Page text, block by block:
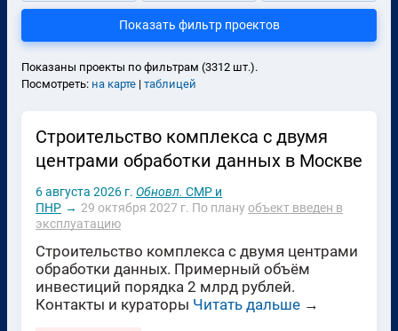
Показать фильтр проектов
Показаны проекты по фильтрам (3312 шт.).
Посмотреть: на карте | таблицей
Строительство комплекса с двумя
центрами обработки данных в Москве
6 августа 2026 г. Обновл. СМР и
ПНР → 29 октября 2027 г. По плануобъект введен в
эксплуатацию
Строительство комплекса с двумя центрами
обработки данных. Примерный объём
инвестиций порядка 2 млрд рублей.
Контакты и кураторы Читать дальше →